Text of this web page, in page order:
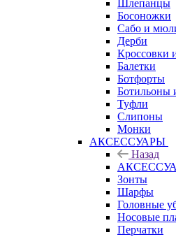
Шлепанцы
Босоножки
Сабо и
Дерби
Кроссовки
Балетки
Ботфорты
Ботильоны
Туфли
Слипоны
Монки
АКСЕССУАРЫ
Назад
Зонты
Шарфы
Головные
Носовые
Перчатки